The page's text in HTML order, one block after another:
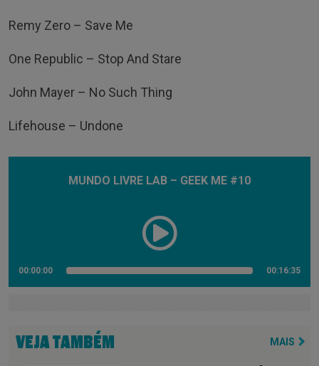
Remy Zero – Save Me
One Republic – Stop And Stare
John Mayer – No Such Thing
Lifehouse – Undone
MUNDO LIVRE LAB – GEEK ME #10
00:00:00 00:16:35
VEJA TAMBÉM MAIS